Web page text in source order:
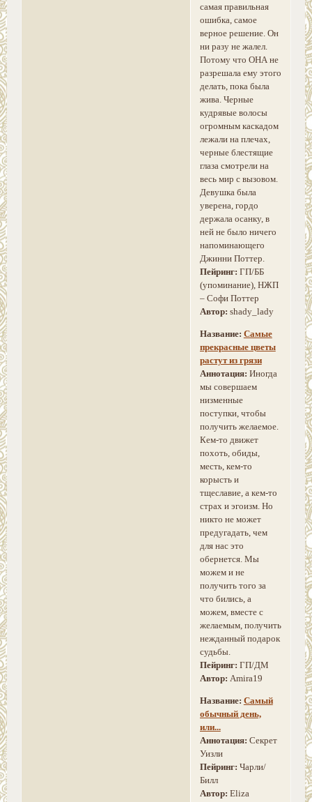
самая правильная
ошибка, самое
верное решение. Он
ни разу не жалел.
Потому что ОНА не
разрешала ему этого
делать, пока была
жива. Черные
кудрявые волосы
огромным каскадом
лежали на плечах,
черные блестящие
глаза смотрели на
весь мир с вызовом.
Девушка была
уверена, гордо
держала осанку, в
ней не было ничего
напоминающего
Джинни Поттер.
Пейринг: ГП/ББ
(упоминание), НЖП
– Софи Поттер
Автор: shady_lady
Название: Самые
прекрасные цветы
растут из грязи
Аннотация: Иногда
мы совершаем
низменные
поступки, чтобы
получить желаемое.
Кем-то движет
похоть, обиды,
месть, кем-то
корысть и
тщеславие, а кем-то
страх и эгоизм. Но
никто не может
предугадать, чем
для нас это
обернется. Мы
можем и не
получить того за
что бились, а
можем, вместе с
желаемым, получить
нежданный подарок
судьбы.
Пейринг: ГП/ДМ
Автор: Amira19
Название: Самый
обычный день,
или...
Аннотация: Секрет
Уизли
Пейринг: Чарли/
Билл
Автор: Eliza